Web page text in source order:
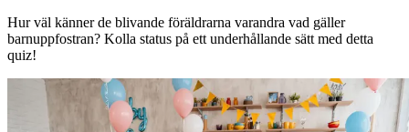
Hur väl känner de blivande föräldrarna varandra vad gäller
barnuppfostran? Kolla status på ett underhållande sätt med detta
quiz!